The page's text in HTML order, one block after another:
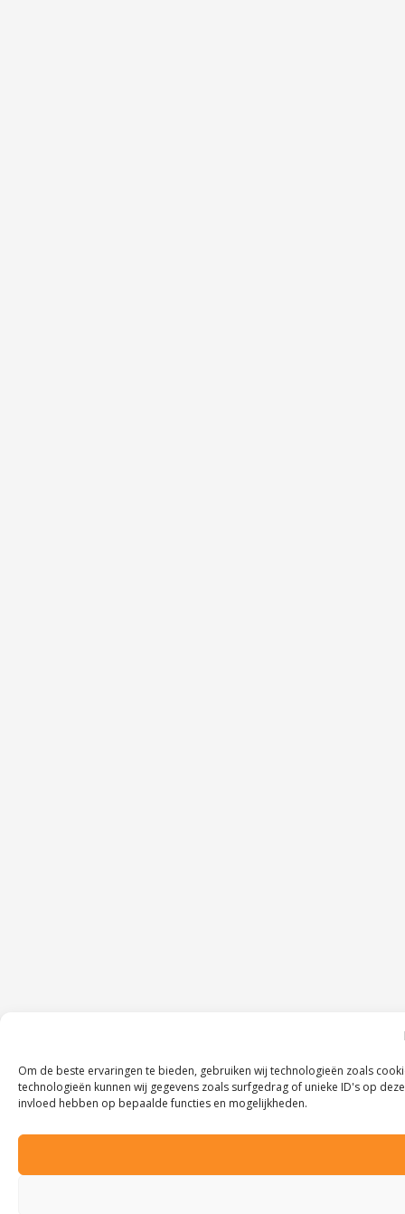
Om de beste ervaringen te bieden, gebruiken wij technologieën zoals
technologieën kunnen wij gegevens zoals surfgedrag of unieke ID's op
invloed hebben op bepaalde functies en mogelijkheden.